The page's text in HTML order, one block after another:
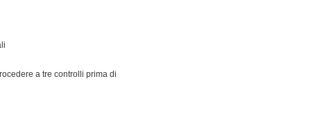
a tre controlli prima di